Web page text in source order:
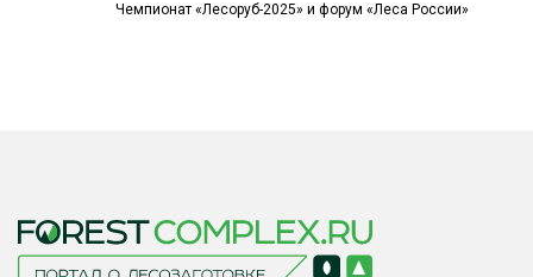
Чемпионат «Лесоруб-2025» и форум «Леса России»